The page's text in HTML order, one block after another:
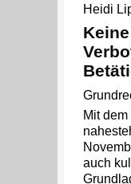
Heidi
Mit
auch